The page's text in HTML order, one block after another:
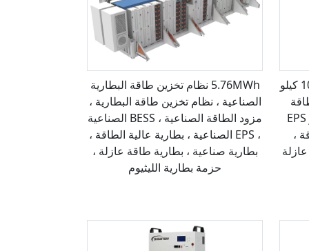
نظام تخزين طاقة البطارية 1032.2 كيلو
الصناعية ، و BESS الصناعية ، و EPS
،
5.76MWh نظام تخزين طاقة البطارية
الصناعية ، نظام تخزين طاقة البطارية ،
مزود الطاقة الصناعية ، BESS الصناعية
، EPS الصناعية ، بطارية عالية الطاقة ،
بطارية صناعية ، بطارية طاقة عازلة ،
حزمة بطارية الليثيوم